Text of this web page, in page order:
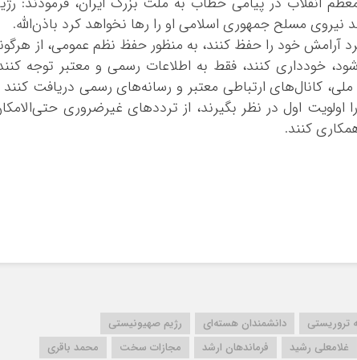
کرمان
کرمانشاه
کهگلویه و بویر
گلستان
گیلان
مسلح جمهوری اسلامی او را رها نخواهد کرد باذن‌الله.
آرامش خود را حفظ کنند، به منظور حفظ نظم عمومی، از
خودداری کنند، فقط به اطلاعات رسمی و معتبر توجه
کانال‌های ارتباطی معتبر و رسانه‌های رسمی دریافت
اول در نظر بگیرند، از ترددهای غیرضروری
کنند.
تروریستی دانشمندان هسته‌ای
رژیم صهیونیستی
غلامعلی رشید فرماندهان ارشد مجازات سخت محمد باقری